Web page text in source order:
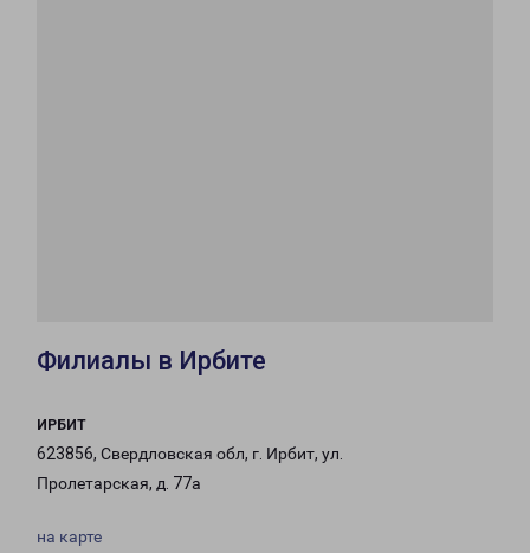
Филиалы в Ирбите
ИРБИТ
623856, Свердловская обл, г. Ирбит, ул.
Пролетарская, д. 77а
на карте